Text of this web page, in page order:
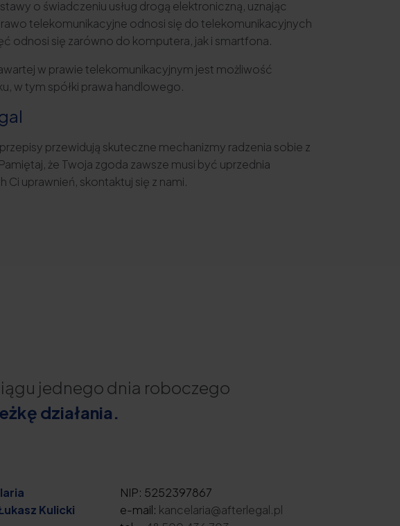
o świadczeniu usług drogą elektroniczną, uznając
telekomunikacyjne odnosi się do telekomunikacyjnych
odnosi się zarówno do komputera, jak i smartfona.
w prawie telekomunikacyjnym jest możliwość
w tym spółki prawa handlowego.
przewidują skuteczne mechanizmy radzenia sobie z
że Twoja zgoda zawsze musi być uprzednia
uprawnień, skontaktuj się z nami.
jednego dnia roboczego
działania.
Kulicki
NIP: 5252397867
e-mail: kancelaria@afterlegal.pl